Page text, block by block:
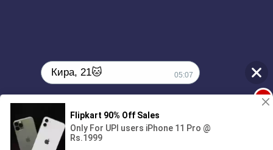
00:00
Кира, 21🐱 05:07
Поиграешь со мной? 💖🐾
1